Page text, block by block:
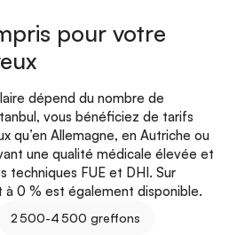
pour votre
dépend du nombre de
vous bénéficiez de tarifs
qu’en Allemagne, en Autriche ou
une qualité médicale élevée et
techniques FUE et DHI. Sur
à 0 % est également disponible.
2 500-4 500 greffons